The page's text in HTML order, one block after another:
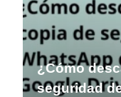
¿Cómo
seguridad